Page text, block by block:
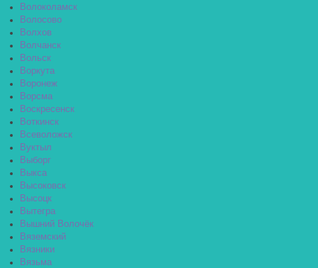
Волоколамск
Волосово
Волхов
Волчанск
Вольск
Воркута
Воронеж
Ворсма
Воскресенск
Воткинск
Всеволожск
Вуктыл
Выборг
Выкса
Высоковск
Высоцк
Вытегра
Вышний Волочёк
Вяземский
Вязники
Вязьма